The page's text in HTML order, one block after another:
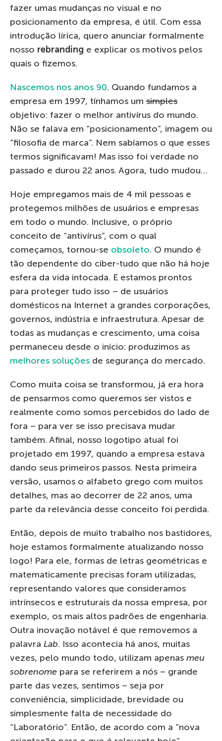
fazer umas mudanças no visual e no
posicionamento da empresa, é útil. Com essa
introdução lírica, quero anunciar formalmente
nosso rebranding e explicar os motivos pelos
quais o fizemos.
Nascemos nos anos 90. Quando fundamos a
empresa em 1997, tínhamos um simples
objetivo: fazer o melhor antivírus do mundo.
Não se falava em “posicionamento”, imagem ou
“filosofia de marca”. Nem sabíamos o que esses
termos significavam! Mas isso foi verdade no
passado e durou 22 anos. Agora, tudo mudou…
Hoje empregamos mais de 4 mil pessoas e
protegemos milhões de usuários e empresas
em todo o mundo. Inclusive, o próprio
conceito de “antivírus”, com o qual
começamos, tornou-se obsoleto. O mundo é
tão dependente do ciber-tudo que não há hoje
esfera da vida intocada. E estamos prontos
para proteger tudo isso – de usuários
domésticos na Internet a grandes corporações,
governos, indústria e infraestrutura. Apesar de
todas as mudanças e crescimento, uma coisa
permaneceu desde o início: produzimos as
melhores soluções de segurança do mercado.
Como muita coisa se transformou, já era hora
de pensarmos como queremos ser vistos e
realmente como somos percebidos do lado de
fora – para ver se isso precisava mudar
também. Afinal, nosso logotipo atual foi
projetado em 1997, quando a empresa estava
dando seus primeiros passos. Nesta primeira
versão, usamos o alfabeto grego com muitos
detalhes, mas ao decorrer de 22 anos, uma
parte da relevância desse conceito foi perdida.
Então, depois de muito trabalho nos bastidores,
hoje estamos formalmente atualizando nosso
logo! Para ele, formas de letras geométricas e
matematicamente precisas foram utilizadas,
representando valores que consideramos
intrínsecos e estruturais da nossa empresa, por
exemplo, os mais altos padrões de engenharia.
Outra inovação notável é que removemos a
palavra Lab. Isso acontecia há anos, muitas
vezes, pelo mundo todo, utilizam apenas meu
sobrenome para se referirem a nós – grande
parte das vezes, sentimos – seja por
conveniência, simplicidade, brevidade ou
simplesmente falta de necessidade do
“Laboratório”. Então, de acordo com a “nova